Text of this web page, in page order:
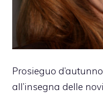
Prosieguo
all’insegna delle